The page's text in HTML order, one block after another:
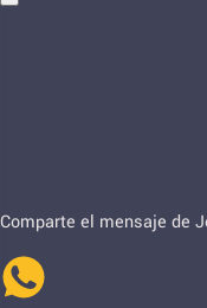
Comparte el mensaje de